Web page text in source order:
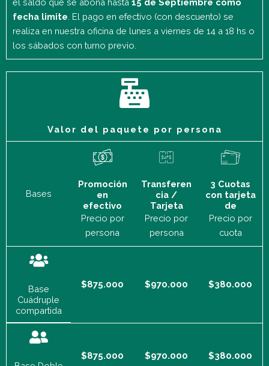
fecha limite . El pago en efectivo (con descuento) se
realiza en nuestra oficina de lunes a viernes de 14 a 18 hs o
los sábados con turno previo.
Valor del paquete por persona
Bases
Promoción
en
efectivo
Precio por
persona
Transferen
cia /
Tarjeta
Precio por
persona
3 Cuotas
con tarjeta
de
Precio por
cuota
Base
Cuádruple
compartida
$875.000 $970.000 $380.000
$875.000 $970.000 $380.000